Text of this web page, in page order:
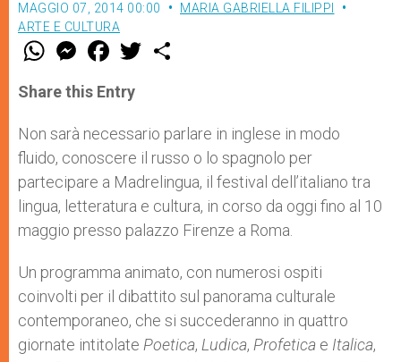
MAGGIO 07, 2014 00:00
MARIA GABRIELLA FILIPPI
ARTE E CULTURA
W
t
s
p
p
M
e
s
e
g
e
r
F
a
e
b
o
k
w
r
Share this Entry
Non sarà necessario parlare in inglese in modo
fluido, conoscere il russo o lo spagnolo per
partecipare a Madrelingua, il festival dell’italiano tra
lingua, letteratura e cultura, in corso da oggi fino al 10
maggio presso palazzo Firenze a Roma.
Un programma animato, con numerosi ospiti
coinvolti per il dibattito sul panorama culturale
contemporaneo, che si succederanno in quattro
giornate intitolate Poetica, Ludica, Profetica e Italica,